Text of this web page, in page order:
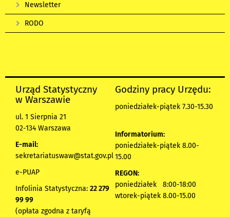
Newsletter
RODO
Urząd Statystyczny
w Warszawie
ul. 1 Sierpnia 21
02-134 Warszawa
E-mail:
sekretariatuswaw@stat.gov.pl
e-PUAP
Infolinia Statystyczna: 22 279
99 99
(opłata zgodna z taryfą
Godziny pracy Urzędu:
poniedziałek-piątek 7.30-15.30
Informatorium:
poniedziałek-piątek 8.00-
15.00
REGON:
poniedziałek 8:00-18:00
wtorek-piątek 8.00-15.00